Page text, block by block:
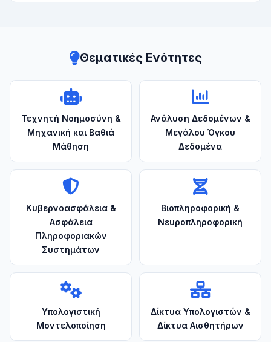
Θεματικές Ενότητες
Τεχνητή Νοημοσύνη &
Μηχανική και Βαθιά
Μάθηση
Ανάλυση Δεδομένων &
Μεγάλου Όγκου
Δεδομένα
Κυβερνοασφάλεια &
Ασφάλεια
Πληροφοριακών
Συστημάτων
Βιοπληροφορική &
Νευροπληροφορική
Υπολογιστική
Μοντελοποίηση
Δίκτυα Υπολογιστών &
Δίκτυα Αισθητήρων